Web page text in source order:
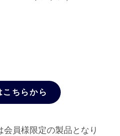
こちらから
会員様限定の製品となり